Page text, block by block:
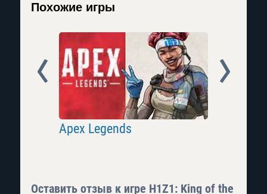
Похожие игры
Apex Legends
Prev
Оставить отзыв к игре H1Z1: King of the